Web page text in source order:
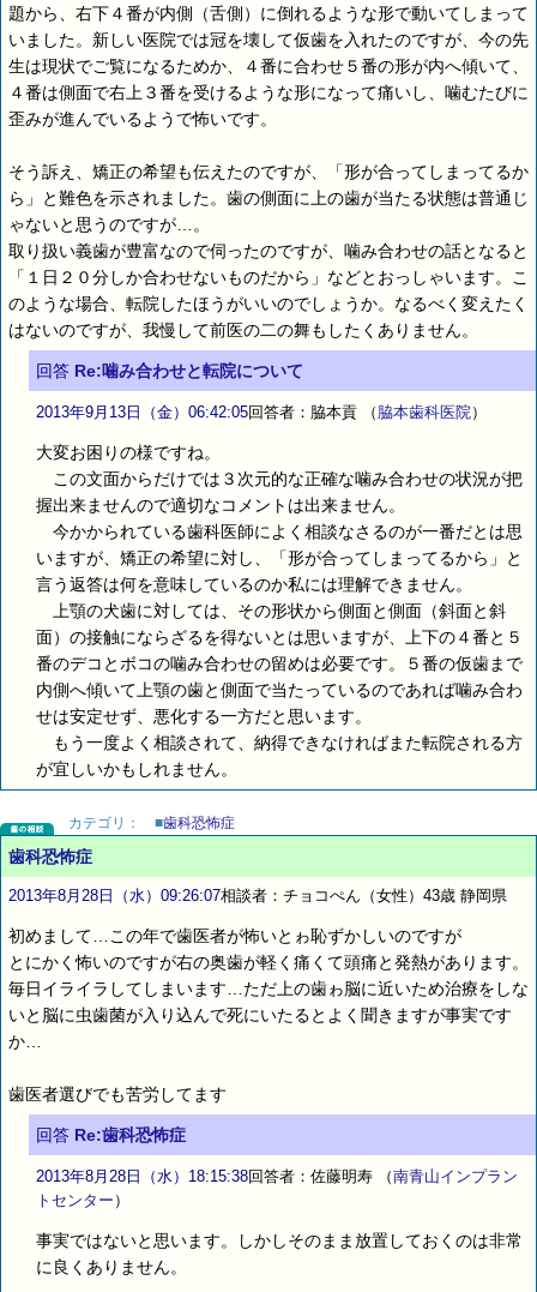
題から、右下４番が内側（舌側）に倒れるような形で動いてしまって
いました。新しい医院では冠を壊して仮歯を入れたのですが、今の先
生は現状でご覧になるためか、４番に合わせ５番の形が内へ傾いて、
４番は側面で右上３番を受けるような形になって痛いし、噛むたびに
歪みが進んでいるようで怖いです。
そう訴え、矯正の希望も伝えたのですが、「形が合ってしまってるか
ら」と難色を示されました。歯の側面に上の歯が当たる状態は普通じ
ゃないと思うのですが…。
取り扱い義歯が豊富なので伺ったのですが、噛み合わせの話となると
「１日２０分しか合わせないものだから」などとおっしゃいます。こ
のような場合、転院したほうがいいのでしょうか。なるべく変えたく
はないのですが、我慢して前医の二の舞もしたくありません。
回答 Re:噛み合わせと転院について
2013年9月13日（金）06:42:05回答者：脇本貢 （ 脇本歯科医院）
大変お困りの様ですね。
この文面からだけでは３次元的な正確な噛み合わせの状況が把
握出来ませんので適切なコメントは出来ません。
今かかられている歯科医師によく相談なさるのが一番だとは思
いますが、矯正の希望に対し、「形が合ってしまってるから」と
言う返答は何を意味しているのか私には理解できません。
上顎の犬歯に対しては、その形状から側面と側面（斜面と斜
面）の接触にならざるを得ないとは思いますが、上下の４番と５
番のデコとボコの噛み合わせの留めは必要です。５番の仮歯まで
内側へ傾いて上顎の歯と側面で当たっているのであれば噛み合わ
せは安定せず、悪化する一方だと思います。
もう一度よく相談されて、納得できなければまた転院される方
が宜しいかもしれません。
カテゴリ： ■歯科恐怖症
歯科恐怖症
2013年8月28日（水）09:26:07相談者：チョコぺん（女性）43歳 静岡県
初めまして…この年で歯医者が怖いとゎ恥ずかしいのですが
とにかく怖いのですが右の奥歯が軽く痛くて頭痛と発熱があります。
毎日イライラしてしまいます…ただ上の歯ゎ脳に近いため治療をしな
いと脳に虫歯菌が入り込んで死にいたるとよく聞きますが事実です
か…
歯医者選びでも苦労してます
回答 Re:歯科恐怖症
2013年8月28日（水）18:15:38回答者：佐藤明寿 （南青山インプラン
トセンター ）
事実ではないと思います。しかしそのまま放置しておくのは非常
に良くありません。